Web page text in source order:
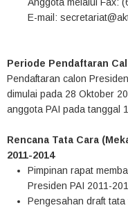
E-mail:
Periode Pendaftaran
Pendaftaran calon
dimulai pada 28 Oktober
anggota PAI pada tanggal
Rencana Tata Cara
2011-2014
Pimpinan rapat
Presiden PAI 2011-
Pengesahan draft